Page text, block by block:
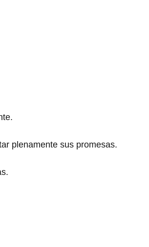
plenamente sus promesas.